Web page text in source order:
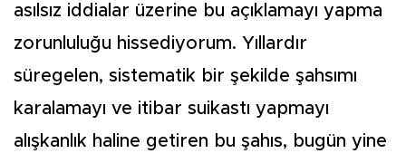
asılsız iddialar üzerine bu açıklamayı yapma
zorunluluğu hissediyorum. Yıllardır
süregelen, sistematik bir şekilde şahsımı
karalamayı ve itibar suikastı yapmayı
alışkanlık haline getiren bu şahıs, bugün yine